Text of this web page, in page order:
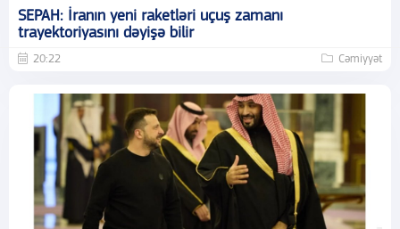
SEPAH: İranın yeni raketləri uçuş zamanı
trayektoriyasını dəyişə bilir
20:22 Cəmiyyət